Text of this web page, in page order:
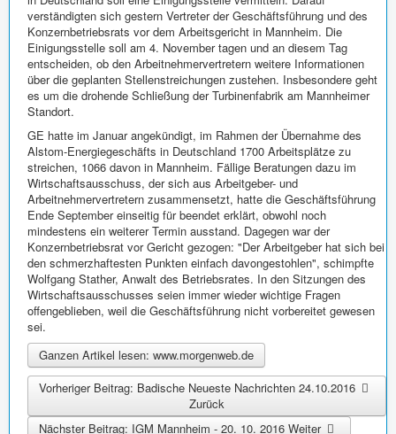
verständigten sich gestern Vertreter der Geschäftsführung und des
Konzernbetriebsrats vor dem Arbeitsgericht in Mannheim. Die
Einigungsstelle soll am 4. November tagen und an diesem Tag
entscheiden, ob den Arbeitnehmervertretern weitere Informationen
über die geplanten Stellenstreichungen zustehen. Insbesondere geht
es um die drohende Schließung der Turbinenfabrik am Mannheimer
Standort.
GE hatte im Januar angekündigt, im Rahmen der Übernahme des
Alstom-Energiegeschäfts in Deutschland 1700 Arbeitsplätze zu
streichen, 1066 davon in Mannheim. Fällige Beratungen dazu im
Wirtschaftsausschuss, der sich aus Arbeitgeber- und
Arbeitnehmervertretern zusammensetzt, hatte die Geschäftsführung
Ende September einseitig für beendet erklärt, obwohl noch
mindestens ein weiterer Termin ausstand. Dagegen war der
Konzernbetriebsrat vor Gericht gezogen: "Der Arbeitgeber hat sich bei
den schmerzhaftesten Punkten einfach davongestohlen", schimpfte
Wolfgang Stather, Anwalt des Betriebsrates. In den Sitzungen des
Wirtschaftsausschusses seien immer wieder wichtige Fragen
offengeblieben, weil die Geschäftsführung nicht vorbereitet gewesen
sei.
Ganzen Artikel lesen: www.morgenweb.de
Vorheriger Beitrag: Badische Neueste Nachrichten 24.10.2016
Zurück
Nächster Beitrag: IGM Mannheim - 20. 10. 2016 Weiter